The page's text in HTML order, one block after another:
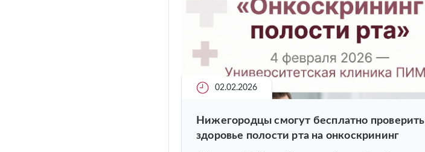
02.02.2026
Нижегородцы смогут бесплатно проверить
здоровье полости рта на онкоскрининг